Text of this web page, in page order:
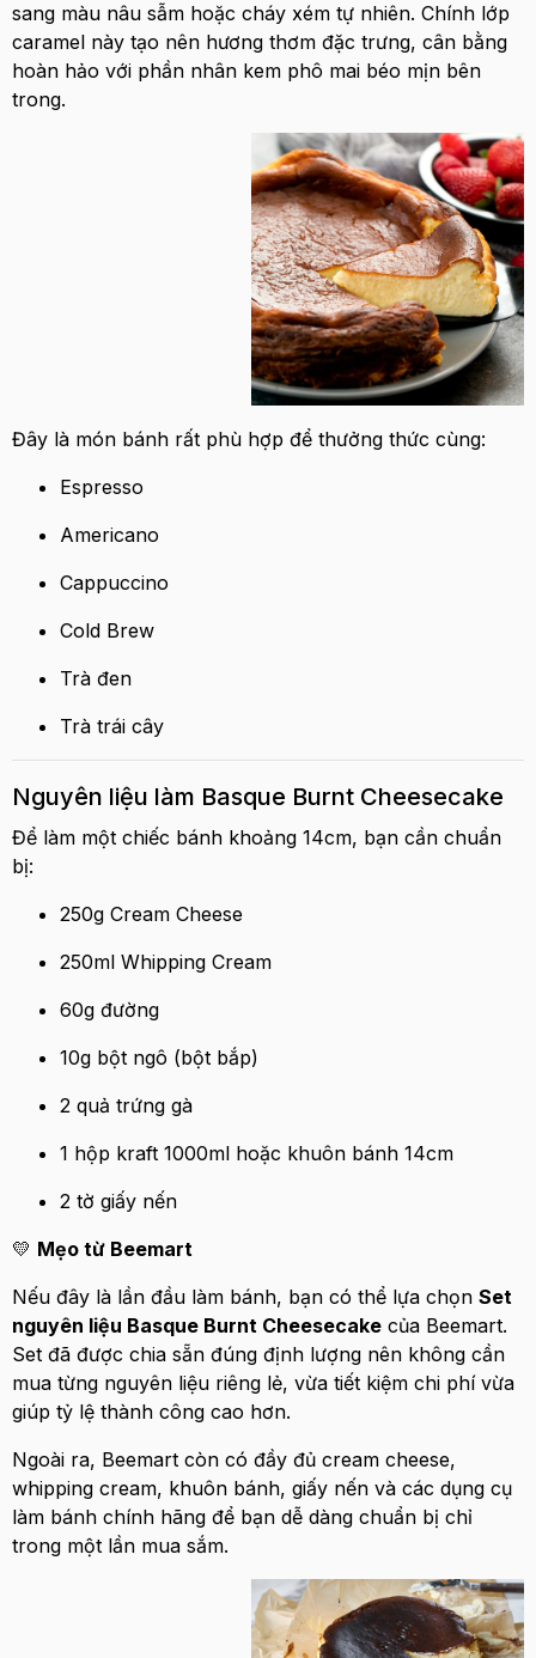
sang màu nâu sẫm hoặc cháy xém tự nhiên. Chính lớp
caramel này tạo nên hương thơm đặc trưng, cân bằng
hoàn hảo với phần nhân kem phô mai béo mịn bên
trong.
Đây là món bánh rất phù hợp để thưởng thức cùng:
Espresso
Americano
Cappuccino
Cold Brew
Trà đen
Trà trái cây
Nguyên liệu làm Basque Burnt Cheesecake
Để làm một chiếc bánh khoảng 14cm, bạn cần chuẩn
bị:
250g Cream Cheese
250ml Whipping Cream
60g đường
10g bột ngô (bột bắp)
2 quả trứng gà
1 hộp kraft 1000ml hoặc khuôn bánh 14cm
2 tờ giấy nến
💛 Mẹo từ Beemart
Nếu đây là lần đầu làm bánh, bạn có thể lựa chọn Set
nguyên liệu Basque Burnt Cheesecake của Beemart.
Set đã được chia sẵn đúng định lượng nên không cần
mua từng nguyên liệu riêng lẻ, vừa tiết kiệm chi phí vừa
giúp tỷ lệ thành công cao hơn.
Ngoài ra, Beemart còn có đầy đủ cream cheese,
whipping cream, khuôn bánh, giấy nến và các dụng cụ
làm bánh chính hãng để bạn dễ dàng chuẩn bị chỉ
trong một lần mua sắm.